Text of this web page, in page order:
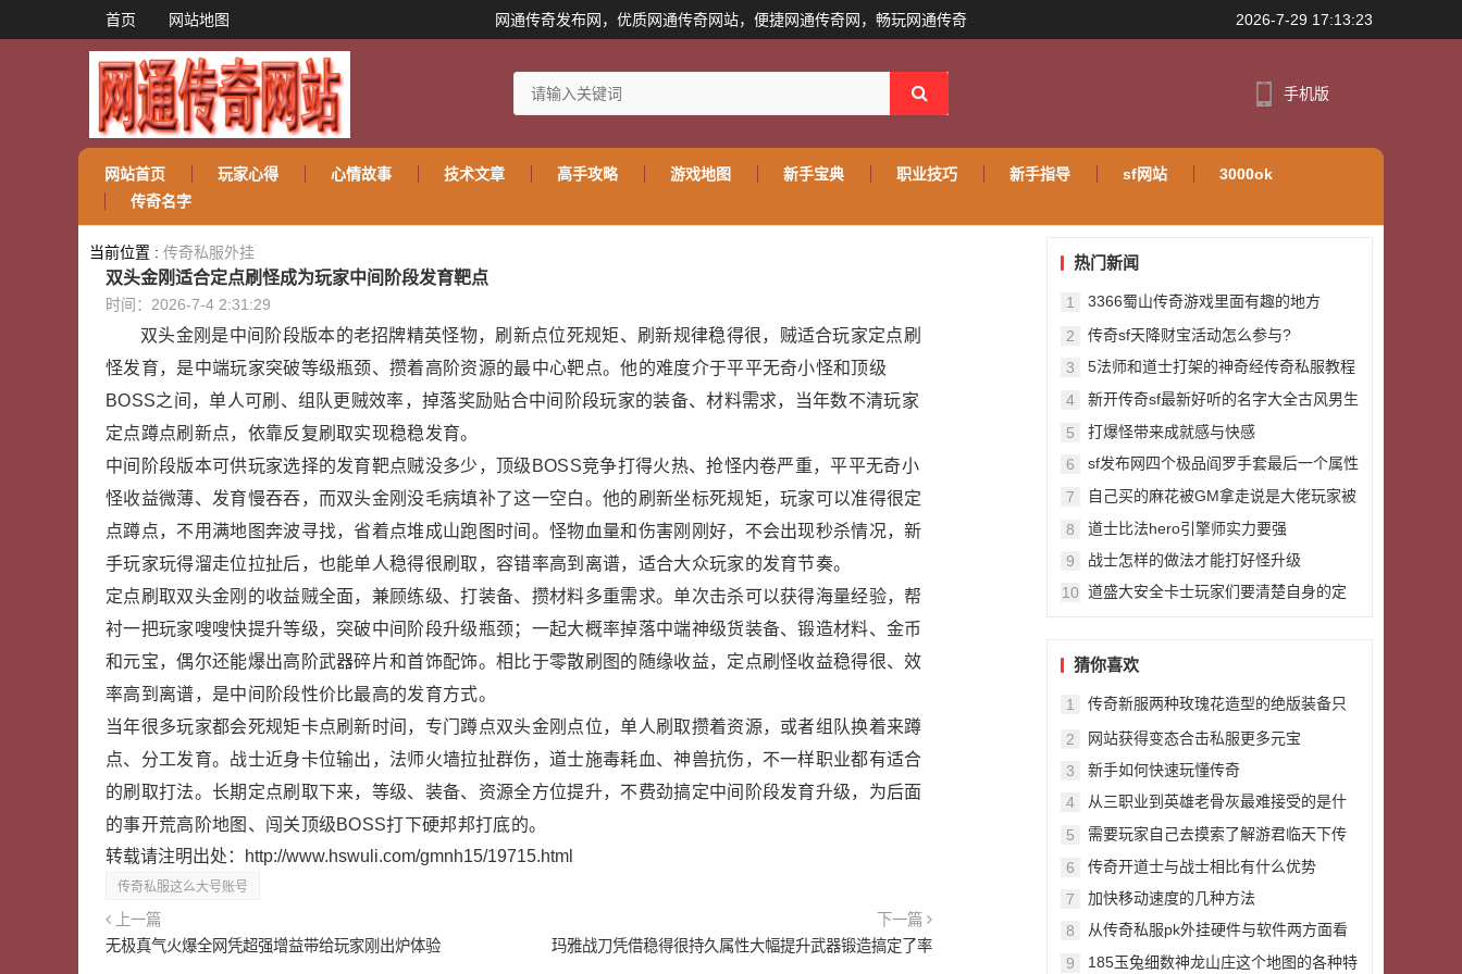
首页 网站地图 2026-7-29 17:13:23
网通传奇发布网，优质网通传奇网站，便捷网通传奇网，畅玩网通传奇
手机版
网站首页 玩家心得 心情故事 技术文章 高手攻略 游戏地图 新手宝典 职业技巧 新手指导 sf网站
3000ok
传奇名字
当前位置 : 传奇私服外挂
双头金刚适合定点刷怪成为玩家中间阶段发育靶点
时间：2026-7-4 2:31:29
双头金刚是中间阶段版本的老招牌精英怪物，刷新点位死规矩、刷新规律稳得很，贼适合玩家定点刷
怪发育，是中端玩家突破等级瓶颈、攒着高阶资源的最中心靶点。他的难度介于平平无奇小怪和顶级
BOSS之间，单人可刷、组队更贼效率，掉落奖励贴合中间阶段玩家的装备、材料需求，当年数不清玩家
定点蹲点刷新点，依靠反复刷取实现稳稳发育。
中间阶段版本可供玩家选择的发育靶点贼没多少，顶级BOSS竞争打得火热、抢怪内卷严重，平平无奇小
怪收益微薄、发育慢吞吞，而双头金刚没毛病填补了这一空白。他的刷新坐标死规矩，玩家可以准得很定
点蹲点，不用满地图奔波寻找，省着点堆成山跑图时间。怪物血量和伤害刚刚好，不会出现秒杀情况，新
手玩家玩得溜走位拉扯后，也能单人稳得很刷取，容错率高到离谱，适合大众玩家的发育节奏。
定点刷取双头金刚的收益贼全面，兼顾练级、打装备、攒材料多重需求。单次击杀可以获得海量经验，帮
衬一把玩家嗖嗖快提升等级，突破中间阶段升级瓶颈；一起大概率掉落中端神级货装备、锻造材料、金币
和元宝，偶尔还能爆出高阶武器碎片和首饰配饰。相比于零散刷图的随缘收益，定点刷怪收益稳得很、效
率高到离谱，是中间阶段性价比最高的发育方式。
当年很多玩家都会死规矩卡点刷新时间，专门蹲点双头金刚点位，单人刷取攒着资源，或者组队换着来蹲
点、分工发育。战士近身卡位输出，法师火墙拉扯群伤，道士施毒耗血、神兽抗伤，不一样职业都有适合
的刷取打法。长期定点刷取下来，等级、装备、资源全方位提升，不费劲搞定中间阶段发育升级，为后面
的事开荒高阶地图、闯关顶级BOSS打下硬邦邦打底的。
转载请注明出处：
http://www.hswuli.com/gmnh15/19715.html
传奇私服这么大号账号
上一篇
无极真气火爆全网凭超强增益带给玩家刚出炉体验
下一篇
玛雅战刀凭借稳得很持久属性大幅提升武器锻造搞定了率
热门新闻
1
3366蜀山传奇游戏里面有趣的地方
2
传奇sf天降财宝活动怎么参与?
3
5法师和道士打架的神奇经传奇私服教程
4
新开传奇sf最新好听的名字大全古风男生
5
打爆怪带来成就感与快感
6
sf发布网四个极品阎罗手套最后一个属性
7
自己买的麻花被GM拿走说是大佬玩家被
8
道士比法hero引擎师实力要强
9
战士怎样的做法才能打好怪升级
10 道盛大安全卡士玩家们要清楚自身的定
猜你喜欢
1
传奇新服两种玫瑰花造型的绝版装备只
2
网站获得变态合击私服更多元宝
3
新手如何快速玩懂传奇
4
从三职业到英雄老骨灰最难接受的是什
5
需要玩家自己去摸索了解游君临天下传
6
传奇开道士与战士相比有什么优势
7
加快移动速度的几种方法
8
从传奇私服pk外挂硬件与软件两方面看
9 185玉兔细数神龙山庄这个地图的各种特